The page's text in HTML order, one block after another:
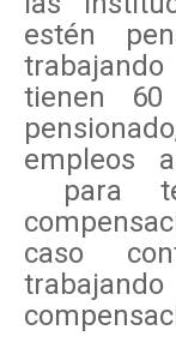
estén
tienen
empleos
para
caso